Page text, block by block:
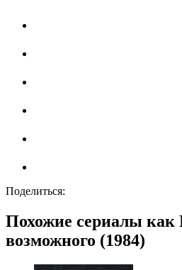
Поделиться:
Похожие сериалы как
возможного (1984)